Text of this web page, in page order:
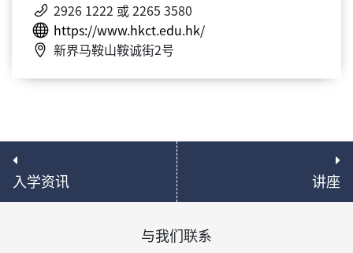
2926 1222 或 2265 3580
https://www.hkct.edu.hk/
新界马鞍山鞍诚街2号
入学资讯 讲座
与我们联系